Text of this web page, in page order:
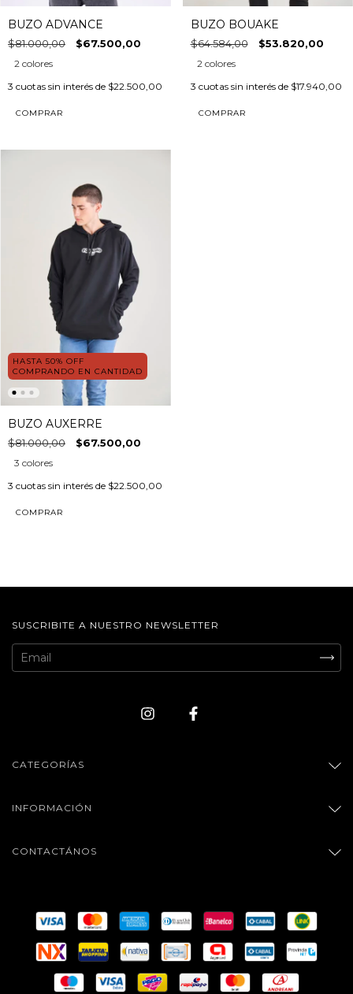
BUZO ADVANCE
$81.000,00 $67.500,00
2 colores
3 cuotas sin interés de $22.500,00
COMPRAR
BUZO BOUAKE
$64.584,00 $53.820,00
2 colores
3 cuotas sin interés de $17.940,00
COMPRAR
HASTA 50% OFF
COMPRANDO EN CANTIDAD
BUZO AUXERRE
$81.000,00 $67.500,00
3 colores
3 cuotas sin interés de $22.500,00
COMPRAR
SUSCRIBITE A NUESTRO NEWSLETTER
CATEGORÍAS
INFORMACIÓN
CONTACTÁNOS